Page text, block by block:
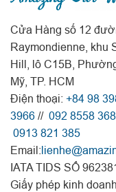
Cửa Hàng số 12
Raymondienne, khu
Hill, lô C15B,
Mỹ, TP. HCM
Điện thoại: +84 98
3966 // 092 8558 368
0913 821 385
Email:
IATA TIDS SỐ
Giấy phép kinh